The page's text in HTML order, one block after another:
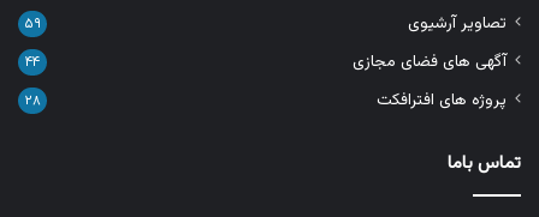
تصاویر آرشیوی ۵۹
آگهی های فضای مجازی ۴۴
پروژه های افترافکت ۲۸
تماس باما